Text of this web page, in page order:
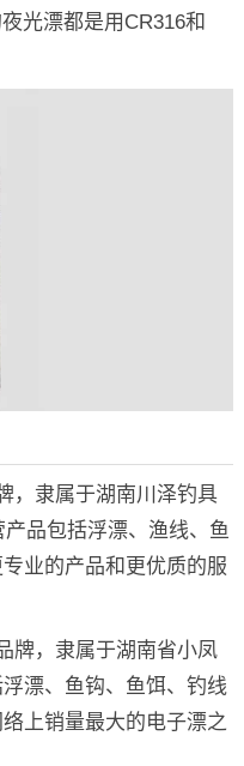
光漂都是用CR316和
，隶属于湖南川泽钓具
品包括浮漂、渔线、鱼
业的产品和更优质的服
牌，隶属于湖南省小凤
漂、鱼钩、鱼饵、钓线
上销量最大的电子漂之